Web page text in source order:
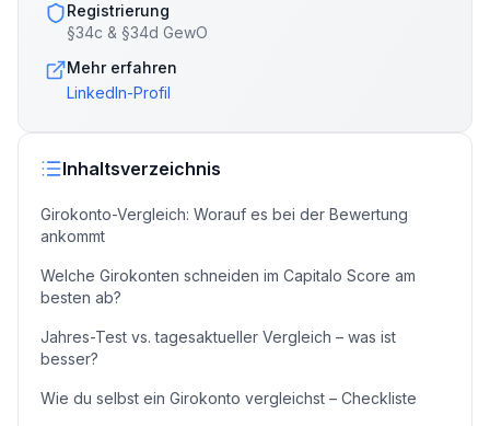
Registrierung
§34c & §34d GewO
Mehr erfahren
LinkedIn-Profil
Inhaltsverzeichnis
Girokonto-Vergleich: Worauf es bei der Bewertung
ankommt
Welche Girokonten schneiden im Capitalo Score am
besten ab?
Jahres-Test vs. tagesaktueller Vergleich – was ist
besser?
Wie du selbst ein Girokonto vergleichst – Checkliste